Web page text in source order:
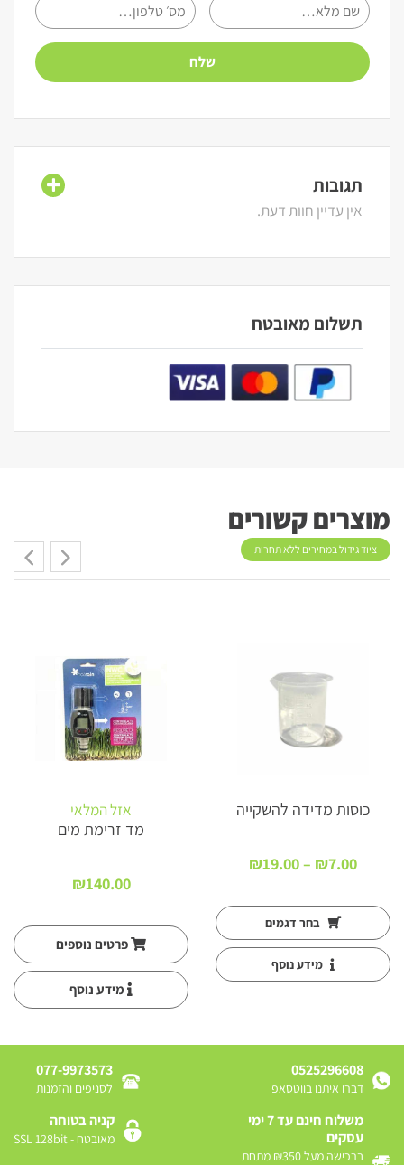
תגובות
אין עדיין חוות דעת.
תשלום מאובטח
מוצרים קשורים
ציוד גידול במחירים ללא תחרות
כוסות מדידה להשקייה
₪7.00
–
₪19.00
בחר דגמים
מידע נוסף
אזל המלאי
מד זרימת מים
₪140.00
פרטים נוספים
מידע נוסף
0525296608
דברו איתנו בווטסאפ
077-9973573
לסניפים והזמנות
משלוח חינם עד 7 ימי
עסקים
ברכישה מעל ₪350 מתחת
קניה בטוחה
מאובטח - SSL 128bit